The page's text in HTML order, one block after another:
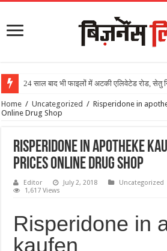
24 साल बाद भी फाइलों में अटकी एलिवेटेड रोड, सेतु
Home / Uncategorized / Risperidone in
Online Drug Shop
Risperidone in apotheke
Prices Online Drug Shop
Editor July 2, 2018 Uncategorized
1,617 Views
Risperidone in
kaufen